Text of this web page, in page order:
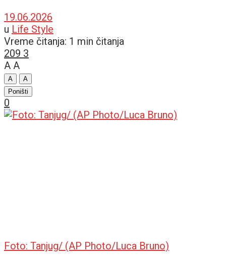
19.06.2026
u Life Style
Vreme čitanja: 1 min čitanja
209 3
A A
A
A
Poništi
0
Foto: Tanjug/ (AP Photo/Luca Bruno)